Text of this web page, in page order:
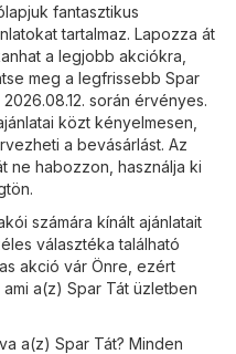
fantasztikus
tartalmaz. Lapozza át
a legjobb akciókra,
meg a legfrissebb Spar
során érvényes.
közt kényelmesen,
a bevásárlást. Az
ne habozzon, használja ki
számára kínált ajánlatait
választéka található
akció vár Önre, ezért
a(z) Spar Tát üzletben
a(z) Spar Tát? Minden